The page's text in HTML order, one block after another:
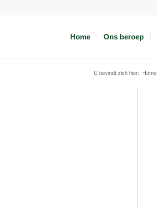
Home Ons beroep
U bevindt zich hier: Home